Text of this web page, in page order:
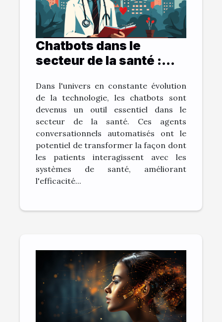
Chatbots dans le
secteur de la santé :
Dans l'univers en constante évolution
de la technologie, les chatbots sont
devenus un outil essentiel dans le
secteur de la santé. Ces agents
conversationnels automatisés ont le
potentiel de transformer la façon dont
les patients interagissent avec les
systèmes de santé, améliorant
l'efficacité...